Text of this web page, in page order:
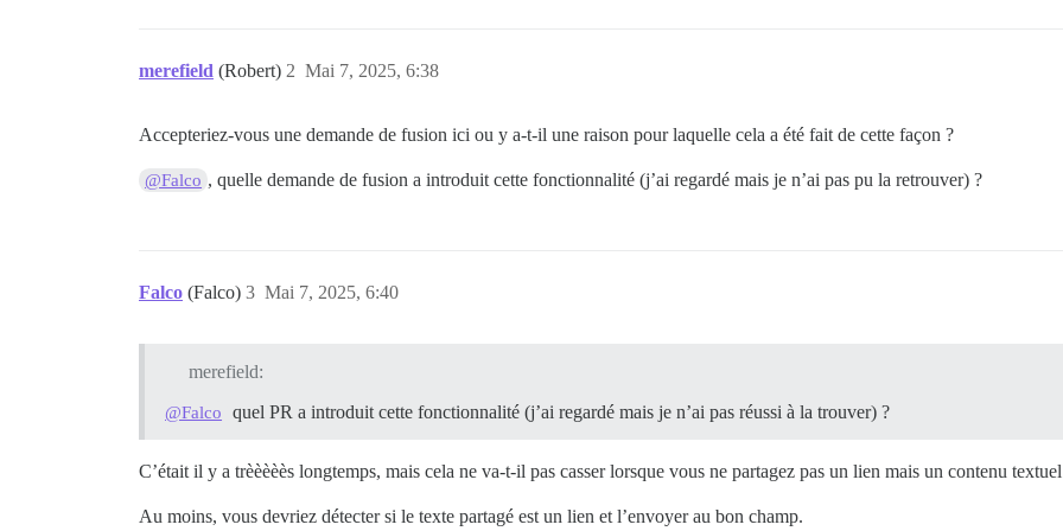
merefield (Robert) Mai 7, 2025, 6:38
2
Accepteriez-vous une demande de fusion ici ou y a-t-il une raison pour laquelle cela a été fait de cette façon ?
@Falco , quelle demande de fusion a introduit cette fonctionnalité (j’ai regardé mais je n’ai pas pu la retrouver) ?
Falco (Falco) Mai 7, 2025, 6:40
3
merefield:
@Falco quel PR a introduit cette fonctionnalité (j’ai regardé mais je n’ai pas réussi à la trouver) ?
C’était il y a trèèèèès longtemps, mais cela ne va-t-il pas casser lorsque vous ne partagez pas un lien mais un contenu
Au moins, vous devriez détecter si le texte partagé est un lien et l’envoyer au bon champ.